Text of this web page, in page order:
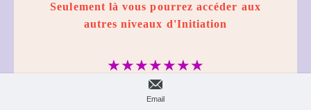
Seulement là vous pourrez accéder aux
autres niveaux d'Initiation
★★★★★★★
PROSPÉRITÉ
Email